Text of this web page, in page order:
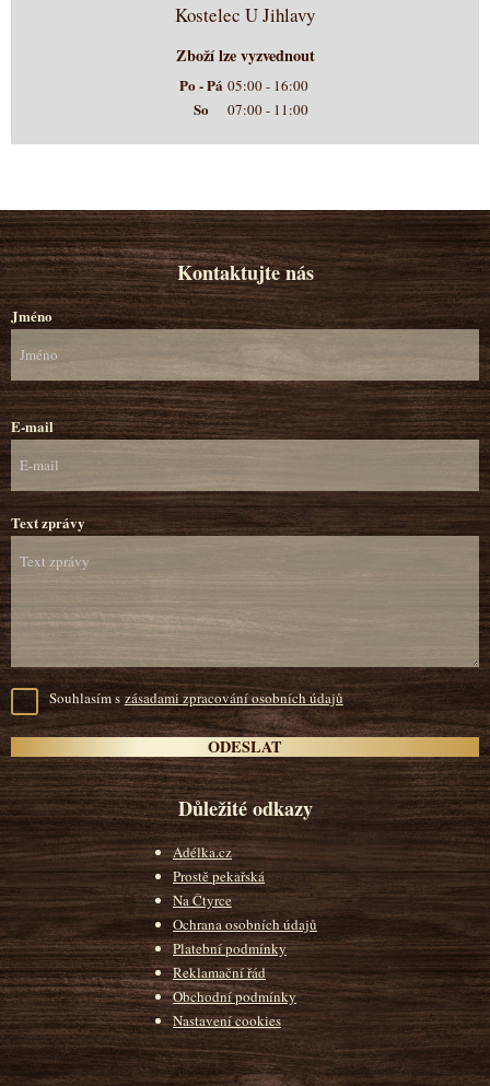
Kostelec U Jihlavy
Zboží lze vyzvednout
Po - Pá 05:00 - 16:00
So 07:00 - 11:00
Kontaktujte nás
Jméno
E-mail
Text zprávy
Souhlasím s zásadami zpracování osobních údajů
Důležité odkazy
Adélka.cz
Prostě pekařská
Na Čtyrce
Ochrana osobních údajů
Platební podmínky
Reklamační řád
Obchodní podmínky
Nastavení cookies